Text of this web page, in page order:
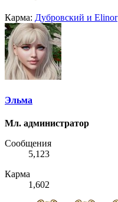
Карма: Дубровский и Elinor
Эльма
Мл. администратор
Сообщения
5,123
Карма
1,602